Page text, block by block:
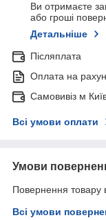
Ви отримаєте
або гроші
Детальніше
Післяплата
Оплата на
Самовивіз м
Всі умови оплати
Умови
Повернення товару
Всі умови